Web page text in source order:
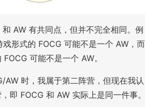
AW 有共同点，但并不完全相同。例
形式的 FOCG 可能不是一个 AW，而
可能不是一个 AW。
AW 时，我属于第二阵营，但现在我认
即 FOCG 和 AW 实际上是同一件事